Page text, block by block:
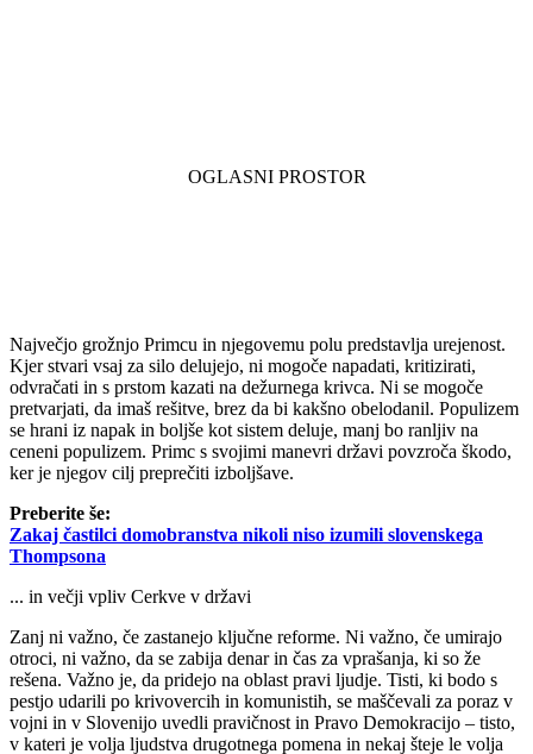
Največjo grožnjo Primcu in njegovemu polu predstavlja urejenost.
Kjer stvari vsaj za silo delujejo, ni mogoče napadati, kritizirati,
odvračati in s prstom kazati na dežurnega krivca. Ni se mogoče
pretvarjati, da imaš rešitve, brez da bi kakšno obelodanil. Populizem
se hrani iz napak in boljše kot sistem deluje, manj bo ranljiv na
ceneni populizem. Primc s svojimi manevri državi povzroča škodo,
ker je njegov cilj preprečiti izboljšave.
Preberite še:
Zakaj častilci domobranstva nikoli niso izumili slovenskega
Thompsona
... in večji vpliv Cerkve v državi
Zanj ni važno, če zastanejo ključne reforme. Ni važno, če umirajo
otroci, ni važno, da se zabija denar in čas za vprašanja, ki so že
rešena. Važno je, da pridejo na oblast pravi ljudje. Tisti, ki bodo s
pestjo udarili po krivovercih in komunistih, se maščevali za poraz v
vojni in v Slovenijo uvedli pravičnost in Pravo Demokracijo – tisto,
v kateri je volja ljudstva drugotnega pomena in nekaj šteje le volja